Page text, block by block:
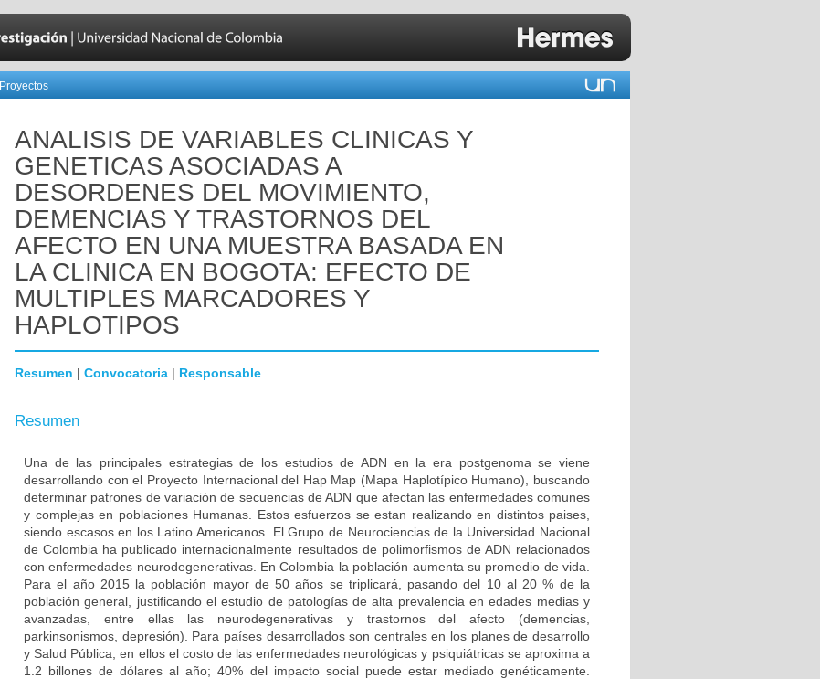
Proyectos
ANALISIS DE VARIABLES CLINICAS Y
GENETICAS ASOCIADAS A
DESORDENES DEL MOVIMIENTO,
DEMENCIAS Y TRASTORNOS DEL
AFECTO EN UNA MUESTRA BASADA EN
LA CLINICA EN BOGOTA: EFECTO DE
MULTIPLES MARCADORES Y
HAPLOTIPOS
Resumen | Convocatoria | Responsable
Resumen
Una de las principales estrategias de los estudios de ADN en la era postgenoma se viene
desarrollando con el Proyecto Internacional del Hap Map (Mapa Haplotípico Humano), buscando
determinar patrones de variación de secuencias de ADN que afectan las enfermedades comunes
y complejas en poblaciones Humanas. Estos esfuerzos se estan realizando en distintos paises,
siendo escasos en los Latino Americanos. El Grupo de Neurociencias de la Universidad Nacional
de Colombia ha publicado internacionalmente resultados de polimorfismos de ADN relacionados
con enfermedades neurodegenerativas. En Colombia la población aumenta su promedio de vida.
Para el año 2015 la población mayor de 50 años se triplicará, pasando del 10 al 20 % de la
población general, justificando el estudio de patologías de alta prevalencia en edades medias y
avanzadas, entre ellas las neurodegenerativas y trastornos del afecto (demencias,
parkinsonismos, depresión). Para países desarrollados son centrales en los planes de desarrollo
y Salud Pública; en ellos el costo de las enfermedades neurológicas y psiquiátricas se aproxima a
1.2 billones de dólares al año; 40% del impacto social puede estar mediado genéticamente.